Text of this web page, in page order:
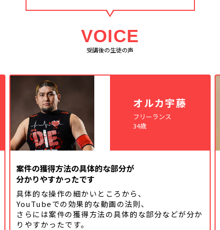
VOICE
受講後の生徒の声
オルカ宇藤
フリーランス
34歳
案件の獲得方法の具体的な部分が
分かりやすかったです
具体的な操作の細かいところから、
YouTubeでの効果的な動画の法則、
さらには案件の獲得方法の具体的な部分などが分か
りやすかったです。